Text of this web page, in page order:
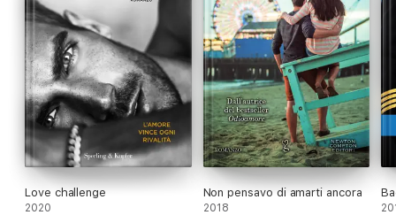
Love challenge
2020
Non pensavo di amarti ancora
2018